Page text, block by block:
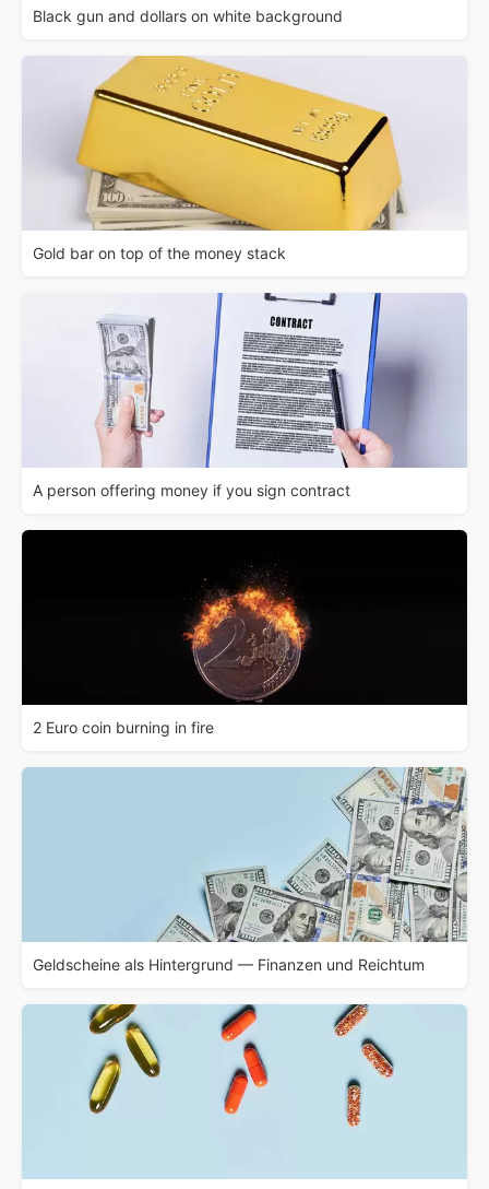
Black gun and dollars on white background
Gold bar on top of the money stack
A person offering money if you sign contract
2 Euro coin burning in fire
Geldscheine als Hintergrund — Finanzen und Reichtum